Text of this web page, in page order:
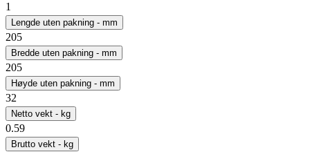
1
Lengde uten pakning - mm
205
Bredde uten pakning - mm
205
Høyde uten pakning - mm
32
Netto vekt - kg
0.59
Brutto vekt - kg